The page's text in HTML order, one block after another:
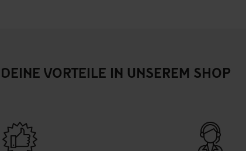
DEINE VORTEILE IN UNSEREM SHOP